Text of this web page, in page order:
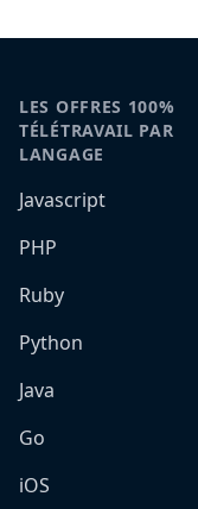
LES OFFRES 100%
TÉLÉTRAVAIL PAR
LANGAGE
Javascript
PHP
Ruby
Python
Java
Go
iOS